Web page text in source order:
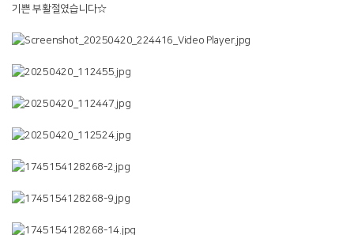
기쁜 부활절였습니다☆